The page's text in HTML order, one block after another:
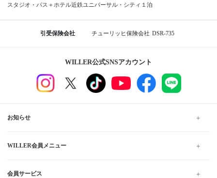
スタジオ・パス＋ホテル近鉄ユニバーサル・シティ１泊
引受保険会社 チューリッヒ保険会社 DSR-735
WILLER公式SNSアカウント
お知らせ
WILLER会員メニュー
会員サービス